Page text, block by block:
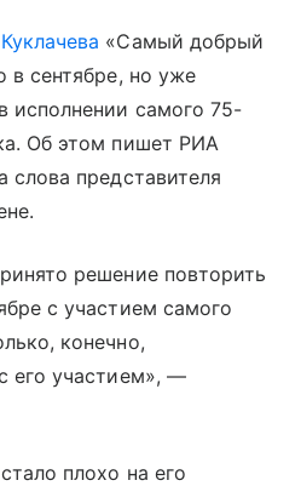
«Самый добрый
в сентябре, но уже
исполнении самого 75-
Об этом пишет РИА
представителя
решение повторить
с участием самого
конечно,
его участием», —
плохо на его